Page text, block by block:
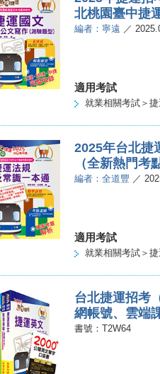
北桃園臺中捷
編者：寧遠 ／
適用考試
就業相關考試＞
2025年台北捷
（全新熱門考
編者：全道豐 ／
適用考試
就業相關考試＞
台北捷運招考
網帳號、雲端
書號：T2W64